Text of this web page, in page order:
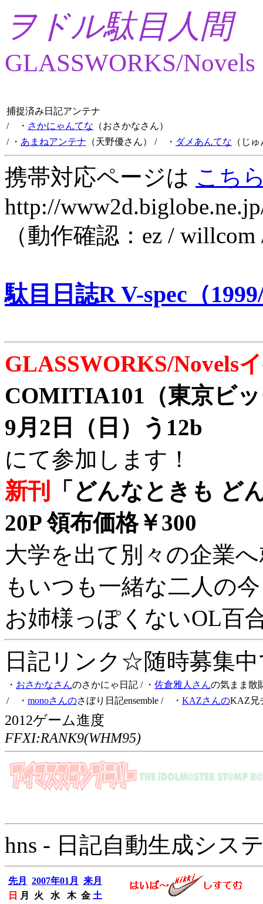
ヲドル駄目人間
GLASSWORKS/Novels
捕捉済み日記アンテナ
/ ・ さかにゃんてな （おさかなさん）
/ ・ あまねアンテナ （天野優さん） / ・ ダメあんてな （じ
携帯対応ページは こち
http://
（動作確認：ez /
駄目日誌R V-spec（
GLASSWORKS/Novels
COMITIA101（東京ビ
9月2日（日）う12b
にて参加します！
新刊
「どんなときも ど
20P 領布価格￥300
大学を出て別々の企業
もいつも一緒な二人の
お姉様っぽくないOL百
日記リンク☆随時募集
・ おさかなさんのさかにゃ日記 / ・ 佐倉雅人さんの気まま散
/ ・ monoさんのさぼり日記ensemble / ・ KAZさんのKAZ兄
2012ゲーム進度
FFXI:RANK9(WHM95)
hns - 日記自動生成シス
先月 2007年01月
来月
日
月 火 水 木 金 土